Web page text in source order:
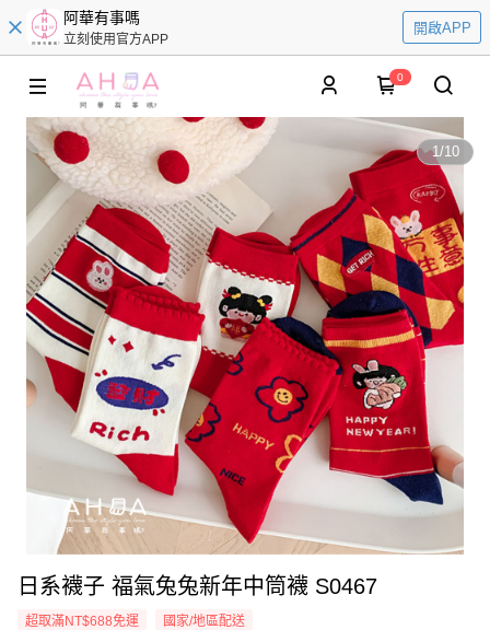
阿華有事嗎
立刻使用官方APP
開啟APP
0
1/10
日系襪子 福氣兔兔新年中筒襪 S0467
超取滿NT$688免運 國家/地區配送